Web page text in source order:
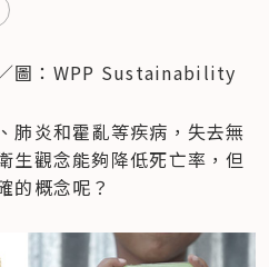
圖：WPP Sustainability
肺炎和霍亂等疾病，失去無
生觀念能夠降低死亡率，但
的概念呢？